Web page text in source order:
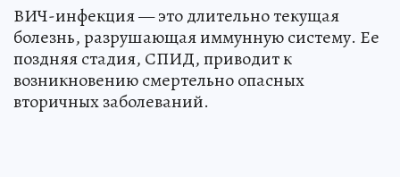
ВИЧ-инфекция — это длительно текущая
болезнь, разрушающая иммунную систему. Ее
поздняя стадия, СПИД, приводит к
возникновению смертельно опасных
вторичных заболеваний.